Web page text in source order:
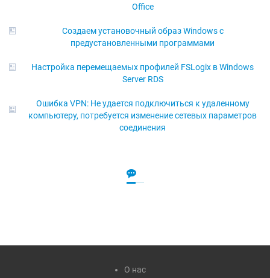
Office
Создаем установочный образ Windows с
предустановленными программами
Настройка перемещаемых профилей FSLogix в Windows
Server RDS
Ошибка VPN: Не удается подключиться к удаленному
компьютеру, потребуется изменение сетевых параметров
соединения
О нас